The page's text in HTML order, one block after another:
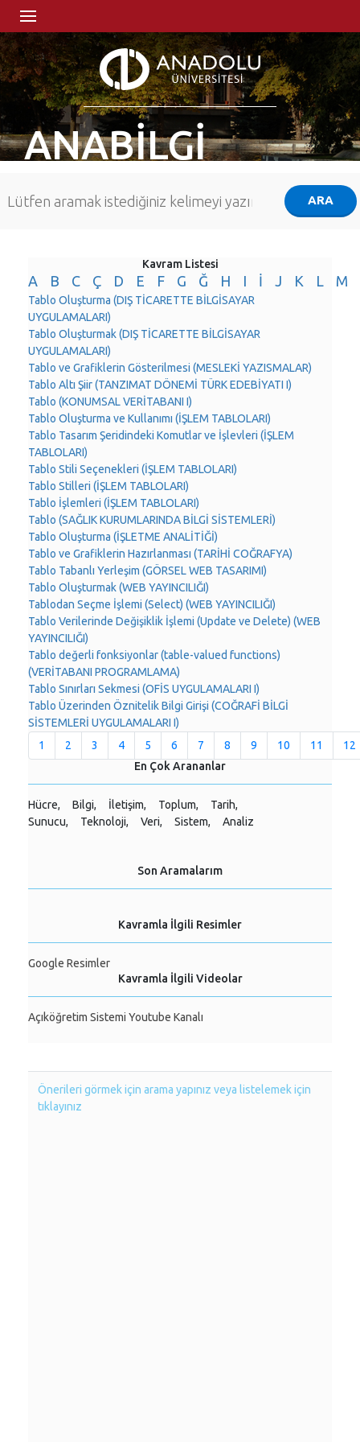
ANABİLGİ
Kavram Listesi
A B C Ç D E F G Ğ H I İ J K L M
Tablo Oluşturma (DIŞ TİCARETTE BİLGİSAYAR
UYGULAMALARI)
Tablo Oluşturmak (DIŞ TİCARETTE BİLGİSAYAR
UYGULAMALARI)
Tablo ve Grafiklerin Gösterilmesi (MESLEKİ YAZISMALAR)
Tablo Altı Şiir (TANZIMAT DÖNEMİ TÜRK EDEBİYATI I)
Tablo (KONUMSAL VERİTABANI I)
Tablo Oluşturma ve Kullanımı (İŞLEM TABLOLARI)
Tablo Tasarım Şeridindeki Komutlar ve İşlevleri (İŞLEM
TABLOLARI)
Tablo Stili Seçenekleri (İŞLEM TABLOLARI)
Tablo Stilleri (İŞLEM TABLOLARI)
Tablo İşlemleri (İŞLEM TABLOLARI)
Tablo (SAĞLIK KURUMLARINDA BİLGİ SİSTEMLERİ)
Tablo Oluşturma (İŞLETME ANALİTİĞİ)
Tablo ve Grafiklerin Hazırlanması (TARİHİ COĞRAFYA)
Tablo Tabanlı Yerleşim (GÖRSEL WEB TASARIMI)
Tablo Oluşturmak (WEB YAYINCILIĞI)
Tablodan Seçme İşlemi (Select) (WEB YAYINCILIĞI)
Tablo Verilerinde Değişiklik İşlemi (Update ve Delete) (WEB
YAYINCILIĞI)
Tablo değerli fonksiyonlar (table-valued functions)
(VERİTABANI PROGRAMLAMA)
Tablo Sınırları Sekmesi (OFİS UYGULAMALARI I)
Tablo Üzerinden Öznitelik Bilgi Girişi (COĞRAFİ BİLGİ
SİSTEMLERİ UYGULAMALARI I)
1
2 3 4 5 6 7 8 9 10 11
12
En Çok Arananlar
Hücre, Bilgi, İletişim, Toplum,
Tarih,
Sunucu,
Teknoloji, Veri, Sistem, Analiz
Son Aramalarım
Kavramla İlgili Resimler
Google Resimler
Kavramla İlgili Videolar
Açıköğretim Sistemi Youtube Kanalı
Önerileri görmek için arama yapınız veya listelemek için
tıklayınız